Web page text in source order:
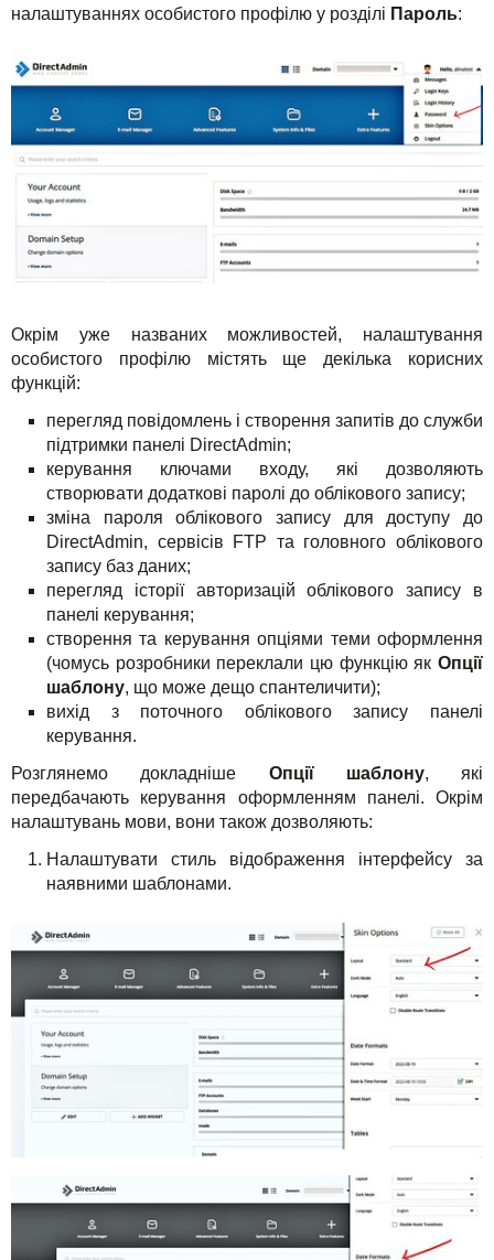
налаштуваннях особистого профілю у розділі Пароль:
Окрім уже названих можливостей, налаштування
особистого профілю містять ще декілька корисних
функцій:
перегляд повідомлень і створення запитів до служби
підтримки панелі DirectAdmin;
керування ключами входу, які дозволяють
створювати додаткові паролі до облікового запису;
зміна пароля облікового запису для доступу до
DirectAdmin, сервісів FTP та головного облікового
запису баз даних;
перегляд історії авторизацій облікового запису в
панелі керування;
створення та керування опціями теми оформлення
(чомусь розробники переклали цю функцію як Опції
шаблону, що може дещо спантеличити);
вихід з поточного облікового запису панелі
керування.
Розглянемо докладніше Опції шаблону, які
передбачають керування оформленням панелі. Окрім
налаштувань мови, вони також дозволяють:
Налаштувати стиль відображення інтерфейсу за
наявними шаблонами.